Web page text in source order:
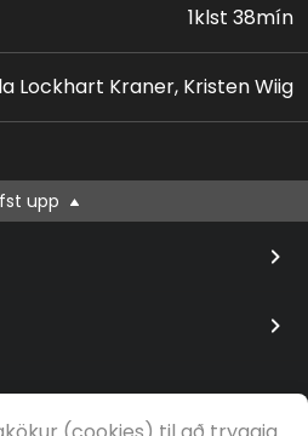
1klst 38mín
Lockhart Kraner, Kristen Wiig
upp
Samfilm